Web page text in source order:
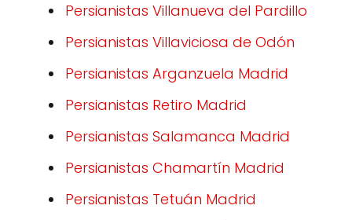
Persianistas Villanueva del Pardillo
Persianistas Villaviciosa de Odón
Persianistas Arganzuela Madrid
Persianistas Retiro Madrid
Persianistas Salamanca Madrid
Persianistas Chamartín Madrid
Persianistas Tetuán Madrid